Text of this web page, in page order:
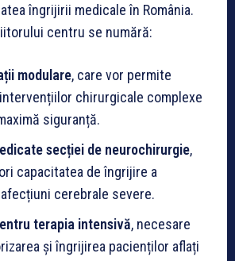
îngrijirii medicale în România.
centru se numără:
modulare, care vor permite
chirurgicale complexe
siguranță.
secției de neurochirurgie,
capacitatea de îngrijire a
cerebrale severe.
terapia intensivă, necesare
și îngrijirea pacienților aflați